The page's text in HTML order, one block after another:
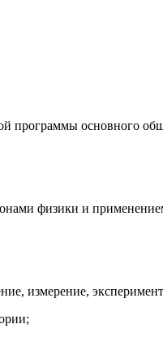
программы основного
физики и
измерение,